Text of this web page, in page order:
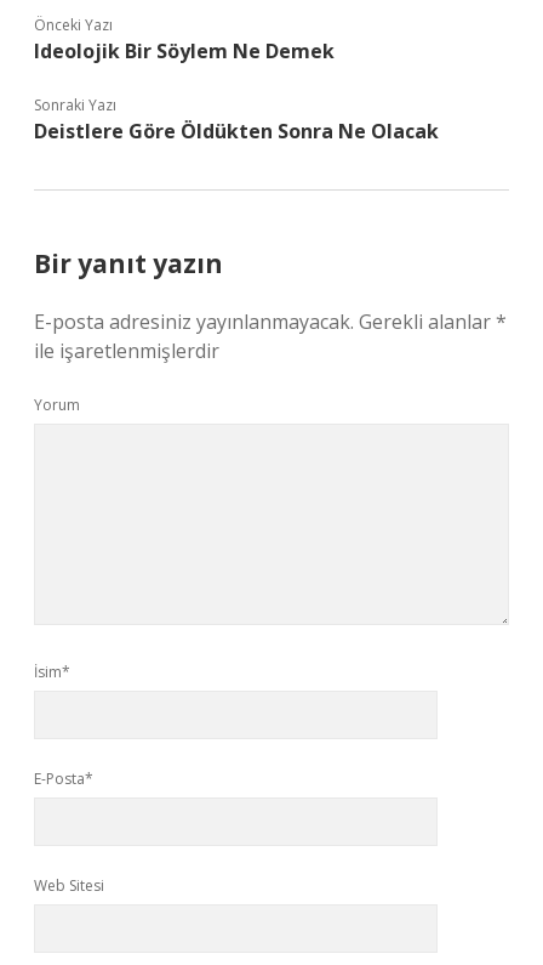
Önceki Yazı
Ideolojik Bir Söylem Ne Demek
Sonraki Yazı
Deistlere Göre Öldükten Sonra Ne Olacak
Bir yanıt yazın
E-posta adresiniz yayınlanmayacak. Gerekli alanlar*
ile işaretlenmişlerdir
Yorum
İsim*
E-Posta*
Web Sitesi